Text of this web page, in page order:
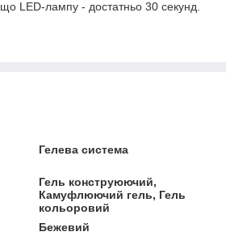
LED-лампу - достатньо 30 секунд.
Гелева система
Гель конструюючий,
Камуфлюючий гель, Гель
кольоровий
Бежевий